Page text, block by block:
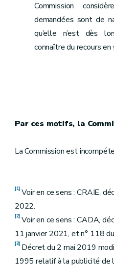
Commission
demandées sont de
qu’elle n’est dès
connaître du recours
Par ces motifs, la
La Commission est
[1] Voir en ce sens : CRAIE,
2022.
[2] Voir en ce sens : CADA,
11 janvier 2021, et n° 118
[3] Décret du 2 mai 2019
1995 relatif à la publicité